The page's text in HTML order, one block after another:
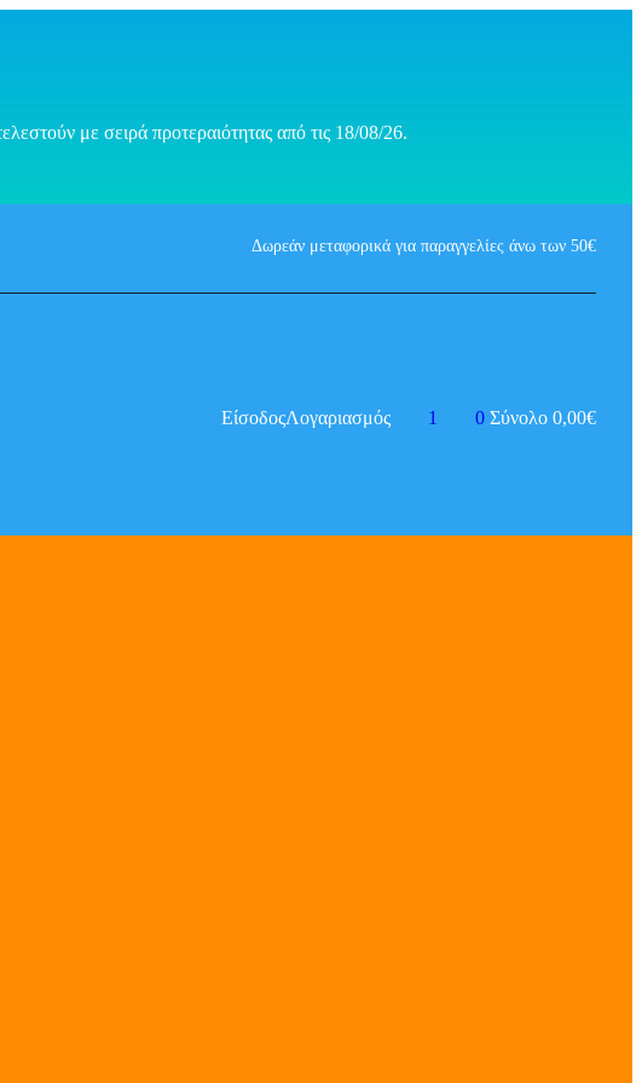
με σειρά προτεραιότητας από τις 18/08/26.
Δωρεάν μεταφορικά για παραγγελίες άνω των 50€
ΕίσοδοςΛογαριασμός 1 0 Σύνολο 0,00€